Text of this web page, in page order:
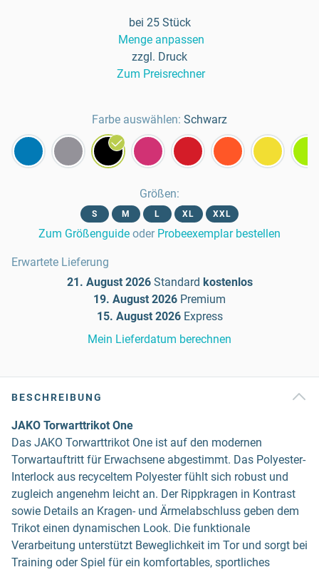
bei 25 Stück
Menge anpassen
zzgl. Druck
Zum Preisrechner
Farbe auswählen: Schwarz
Größen:
S M L XL XXL
Zum Größenguide oder Probeexemplar bestellen
Erwartete Lieferung
21. August 2026 Standard kostenlos
19. August 2026 Premium
15. August 2026 Express
Mein Lieferdatum berechnen
BESCHREIBUNG
JAKO Torwarttrikot One
Das JAKO Torwarttrikot One ist auf den modernen
Torwartauftritt für Erwachsene abgestimmt. Das Polyester-
Interlock aus recyceltem Polyester fühlt sich robust und
zugleich angenehm leicht an. Der Rippkragen in Kontrast
sowie Details an Kragen- und Ärmelabschluss geben dem
Trikot einen dynamischen Look. Die funktionale
Verarbeitung unterstützt Beweglichkeit im Tor und sorgt bei
Training oder Spiel für ein komfortables, sportliches